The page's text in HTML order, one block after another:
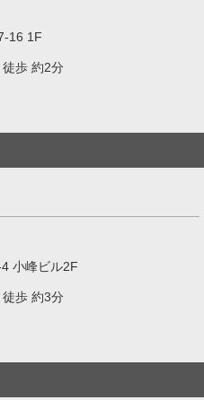
16 1F
歩 約2分
小峰ビル2F
歩 約3分